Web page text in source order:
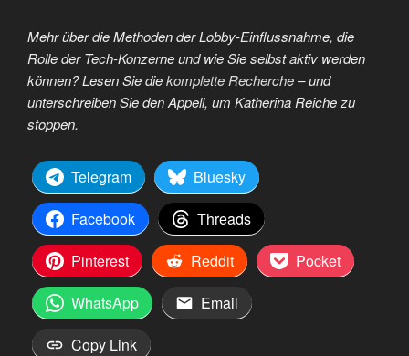
Mehr über die Methoden der Lobby-Einflussnahme, die
Rolle der Tech-Konzerne und wie Sie selbst aktiv werden
können? Lesen Sie diekomplette Recherche– und
unterschreiben Sie den Appell, um Katherina Reiche zu
stoppen.
Telegram
Bluesky
Facebook
Threads
Pinterest
Reddit
Pocket
WhatsApp
Email
Copy Link